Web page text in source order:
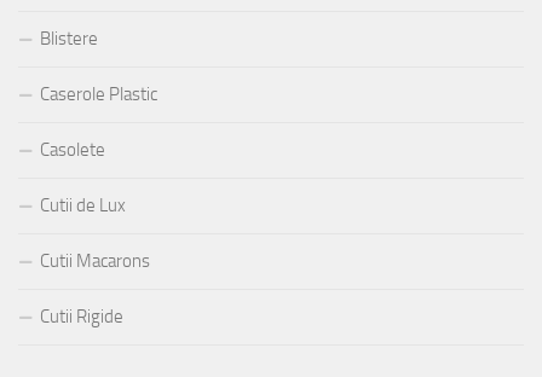
Blistere
Caserole Plastic
Casolete
Cutii de Lux
Cutii Macarons
Cutii Rigide